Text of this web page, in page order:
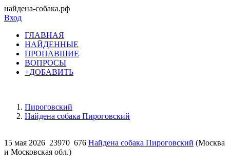
найдена-собака.рф
Вход
ГЛАВНАЯ
НАЙДЕННЫЕ
ПРОПАВШИЕ
ВОПРОСЫ
+ДОБАВИТЬ
Пироговский
Найдена собака Пироговский
15 мая 2026 23970 676 Найдена собака Пироговский (Москва
и Московская обл.)